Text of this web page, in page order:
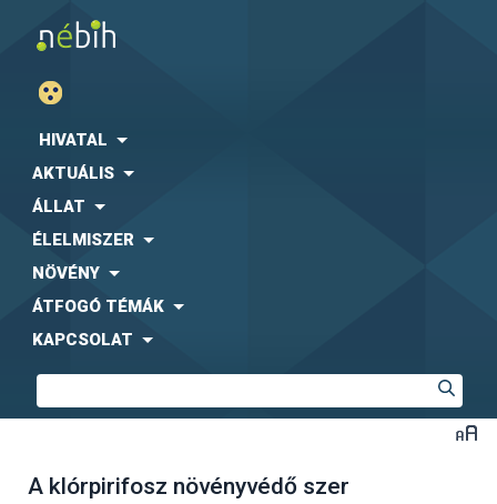
HIVATAL
AKTUÁLIS
ÁLLAT
ÉLELMISZER
NÖVÉNY
ÁTFOGÓ TÉMÁK
KAPCSOLAT
A klórpirifosz növényvédő szer